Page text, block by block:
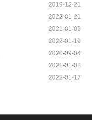
2019-12-21
2022-01-21
2021-01-09
2022-01-19
2020-09-04
2021-01-08
2022-01-17